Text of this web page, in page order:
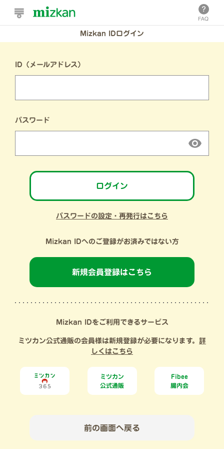
Mizkan IDログイン
ID（メールアドレス）
パスワード
ログイン
パスワードの設定・再発行はこちら
Mizkan IDへのご登録がお済みではない方
新規会員登録はこちら
Mizkan IDをご利用できるサービス
ミツカン公式通販の会員様は新規登録が必要になります。 詳
しくはこちら
ミツカン
公式通販
Fibee
腸内会
前の画面へ戻る